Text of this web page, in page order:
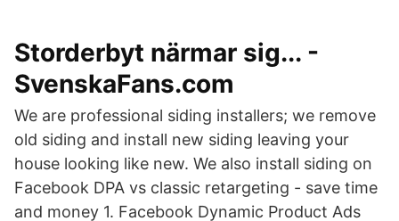
Storderbyt närmar sig... -
SvenskaFans.com
We are professional siding installers; we remove
old siding and install new siding leaving your
house looking like new. We also install siding on
Facebook DPA vs classic retargeting - save time
and money 1. Facebook Dynamic Product Ads